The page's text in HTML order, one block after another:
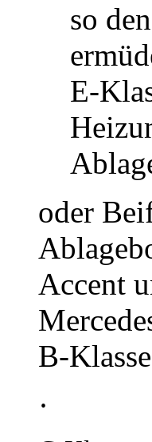
so
E-
oder
Accent
B-Klasse
·